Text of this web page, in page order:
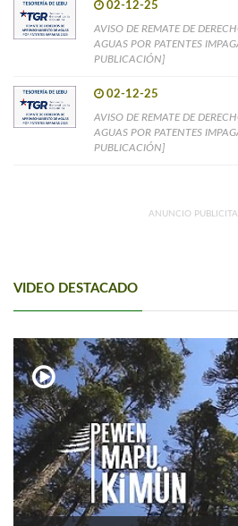
02-12-25
AVISO DE REMATE DE
AGUAS POR PATENTES
PUBLICACIÓN]
02-12-25
AVISO DE REMATE DE
AGUAS POR PATENTES
PUBLICACIÓN]
ANUNCIO
VIDEO DESTACADO